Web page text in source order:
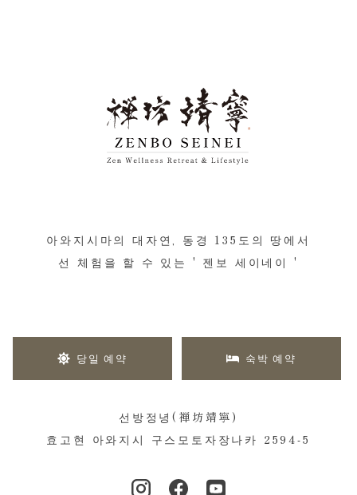
아와지시마의 대자연, 동경 135도의 땅에서
선 체험을 할 수 있는 ' 젠보 세이네이 '
당일 예약 숙박 예약
선방정녕(禅坊靖寧)
효고현 아와지시 구스모토자장나카 2594-5